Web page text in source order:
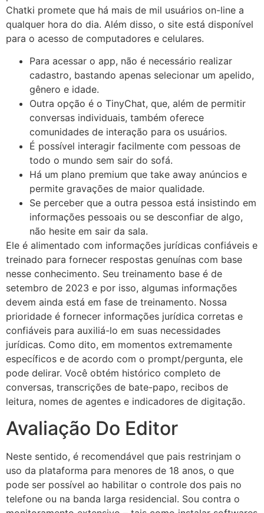
Chatki promete que há mais de mil usuários on-line a
qualquer hora do dia. Além disso, o site está disponível
para o acesso de computadores e celulares.
Para acessar o app, não é necessário realizar
cadastro, bastando apenas selecionar um apelido,
gênero e idade.
Outra opção é o TinyChat, que, além de permitir
conversas individuais, também oferece
comunidades de interação para os usuários.
É possível interagir facilmente com pessoas de
todo o mundo sem sair do sofá.
Há um plano premium que take away anúncios e
permite gravações de maior qualidade.
Se perceber que a outra pessoa está insistindo em
informações pessoais ou se desconfiar de algo,
não hesite em sair da sala.
Ele é alimentado com informações jurídicas confiáveis e
treinado para fornecer respostas genuínas com base
nesse conhecimento. Seu treinamento base é de
setembro de 2023 e por isso, algumas informações
devem ainda está em fase de treinamento. Nossa
prioridade é fornecer informações jurídica corretas e
confiáveis para auxiliá-lo em suas necessidades
jurídicas. Como dito, em momentos extremamente
específicos e de acordo com o prompt/pergunta, ele
pode delirar. Você obtém histórico completo de
conversas, transcrições de bate-papo, recibos de
leitura, nomes de agentes e indicadores de digitação.
Avaliação Do Editor
Neste sentido, é recomendável que pais restrinjam o
uso da plataforma para menores de 18 anos, o que
pode ser possível ao habilitar o controle dos pais no
telefone ou na banda larga residencial. Sou contra o